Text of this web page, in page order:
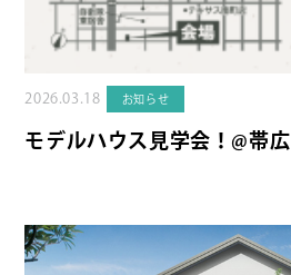
2026.03.18 お知らせ
モデルハウス見学会！@帯広